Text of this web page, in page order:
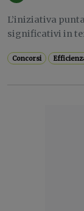
L’iniziativa
significativi in
Concorsi